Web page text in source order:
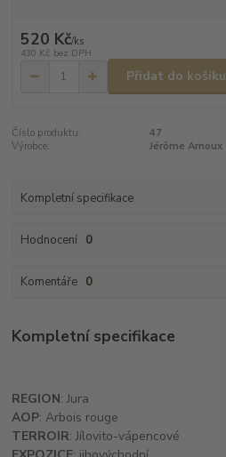
520 Kč/ks
430 Kč bez DPH
Přidat do košíku
Číslo produktu:
47
Výrobce:
Jérôme Arnoux
Kompletní specifikace
Hodnocení 0
Komentáře 0
Kompletní specifikace
REGION: Jura
AOP: Arbois rouge
TERROIR: Jílovito-vápencové